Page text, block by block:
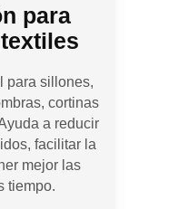
para
para sillones,
cortinas
a reducir
facilitar la
mejor las
tiempo.